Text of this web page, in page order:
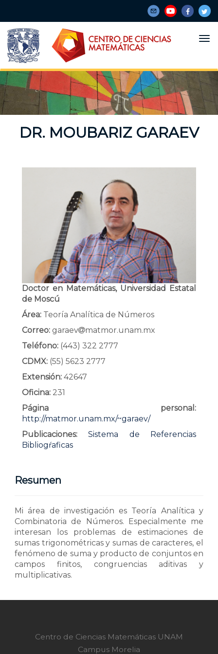
contenido
principal
DR. MOUBARIZ GARAEV
Doctor en Matemáticas, Universidad Estatal
de Moscú
Área: Teoría Analítica de Números
Correo: garaev
matmor.unam.mx
Teléfono: (443) 322 2777
CDMX: (55) 5623 2777
Extensión: 42647
Oficina: 231
Página personal:
http://matmor.unam.mx/~garaev/
Publicaciones:Sistema de Referencias
Bibliogŕaficas
Resumen
Mi área de investigación es Teoría Analítica y
Combinatoria de Números. Especialmente me
interesan los problemas de estimaciones de
sumas trigonométricas y sumas de caracteres, el
fenómeno de suma y producto de conjuntos en
campos finitos, congruencias aditivas y
multiplicativas.
Centro de Ciencias Matemáticas UNAM
Campus Morelia